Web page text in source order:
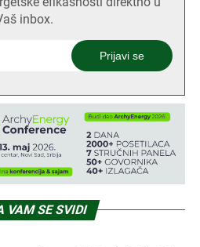
inbox.
VAM SE SVIDI